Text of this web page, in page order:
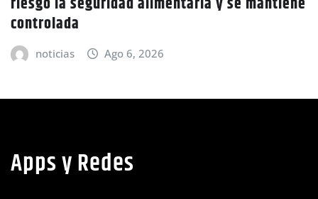
tierras en El Tulito, Choluteca
noticias
Apps y Redes